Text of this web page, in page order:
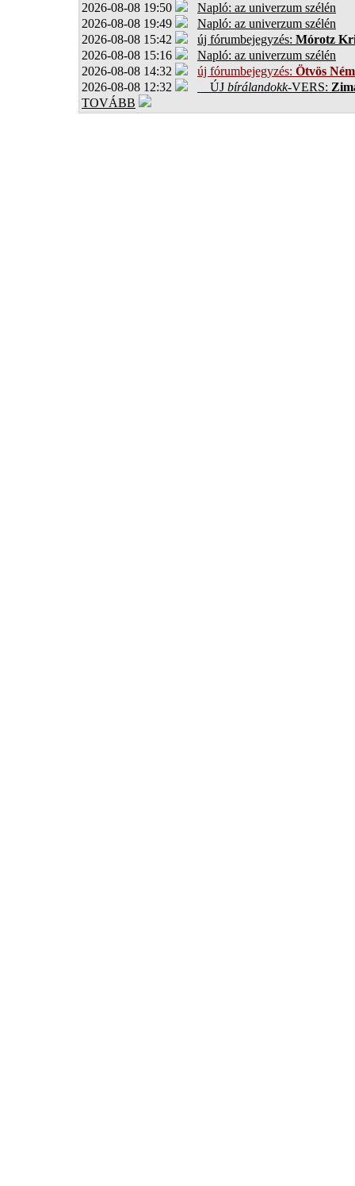
2026-08-08 19:50
Napló: az univerzum szélén
2026-08-08 19:49
Napló: az univerzum szélén
2026-08-08 15:42
új fórumbejegyzés: Mórotz
2026-08-08 15:16
Napló: az univerzum szélén
2026-08-08 14:32
új fórumbejegyzés: Ötvös
2026-08-08 12:32
ÚJ bírálandokk-VERS:
TOVÁBB